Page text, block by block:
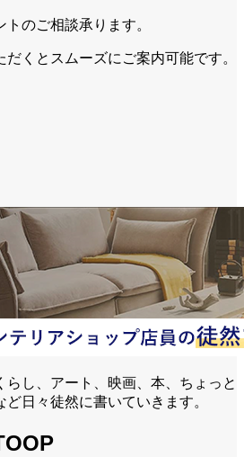
のご相談承ります。
くとスムーズにご案内可能です。
らし、アート、映画、本、ちょっと
日々徒然に書いていきます。